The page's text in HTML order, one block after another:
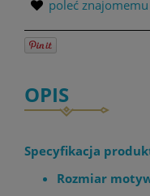
poleć znajomemu
OPIS
Specyfikacja
Rozmiar